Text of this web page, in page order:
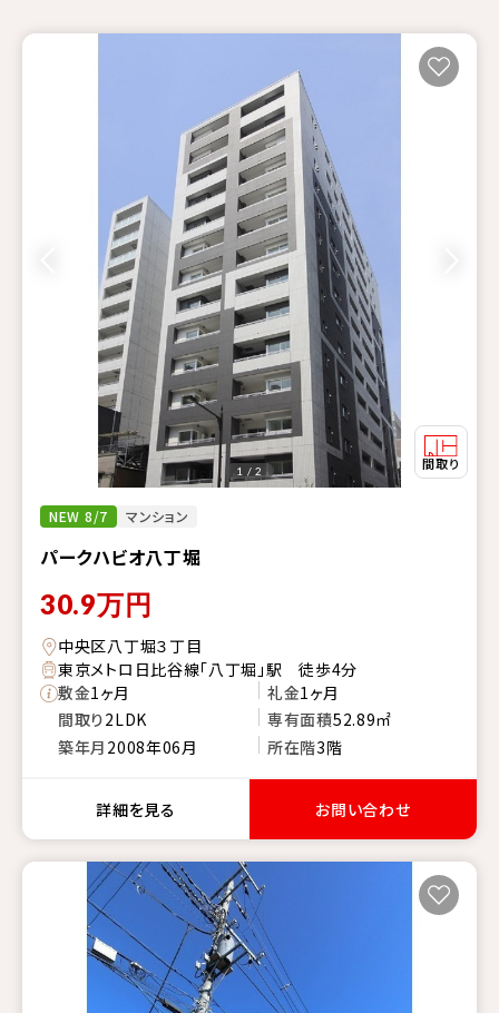
NEW 8/7 マンション
パークハビオ八丁堀
1 / 2
30.9万円
中央区八丁堀３丁目
東京メトロ日比谷線「八丁堀」駅 徒歩4分
敷金1ヶ月 礼金1ヶ月
間取り2LDK 専有面積52.89㎡
築年月 2008年06月 所在階3階
詳細を見る お問い合わせ